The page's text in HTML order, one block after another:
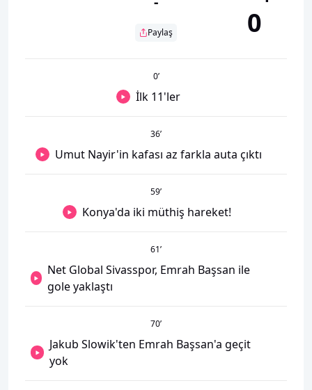
Paylaş 0
0’
İlk 11'ler
36’
Umut Nayir'in kafası az farkla auta çıktı
59’
Konya'da iki müthiş hareket!
61’
Net Global Sivasspor, Emrah Başsan ile
gole yaklaştı
70’
Jakub Slowik'ten Emrah Başsan'a geçit
yok